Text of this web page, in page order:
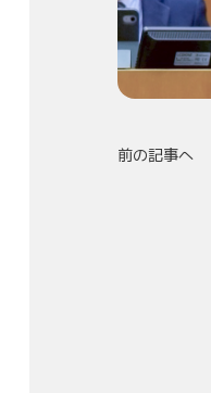
前の記事へ